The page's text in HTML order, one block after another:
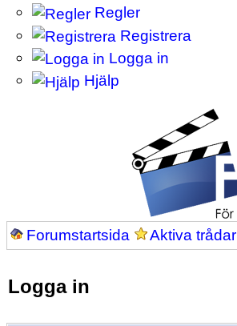
Regler
Registrera
Logga in
Hjälp
Forumstartsida Aktiva trådar
Logga in